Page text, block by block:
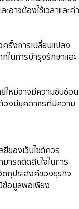
อาจต้องใช้เวลาและค่า
ครั้งการเปลี่ยนแปลง
กในการบำรุงรักษาและ
ยีใหม่อาจมีความซับซ้อน
ต้องมีบุคลากรที่มีความ
ยีของเว็บไซต์ควร
ารถตัดสินใจในการ
ตถุประสงค์ของธุรกิจ
ข้อมูลพอเพียง